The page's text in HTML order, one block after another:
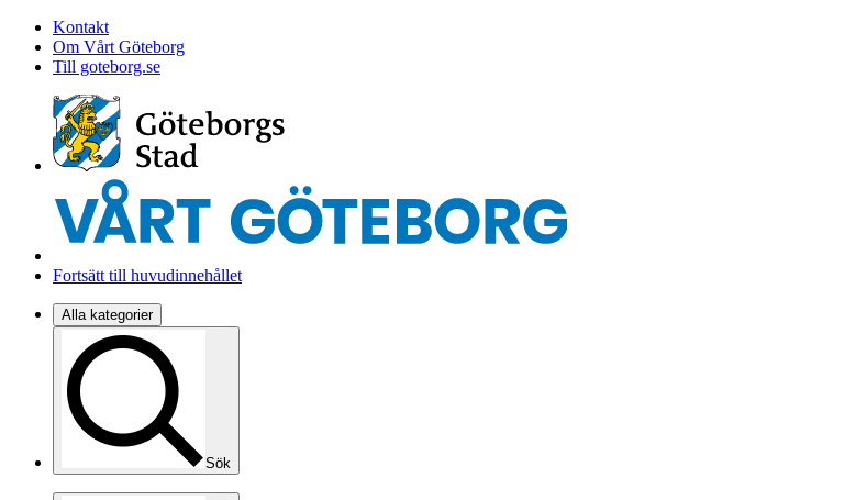
Kontakt
Om Vårt Göteborg
Till goteborg.se
Fortsätt till huvudinnehållet
Alla kategorier
Sök